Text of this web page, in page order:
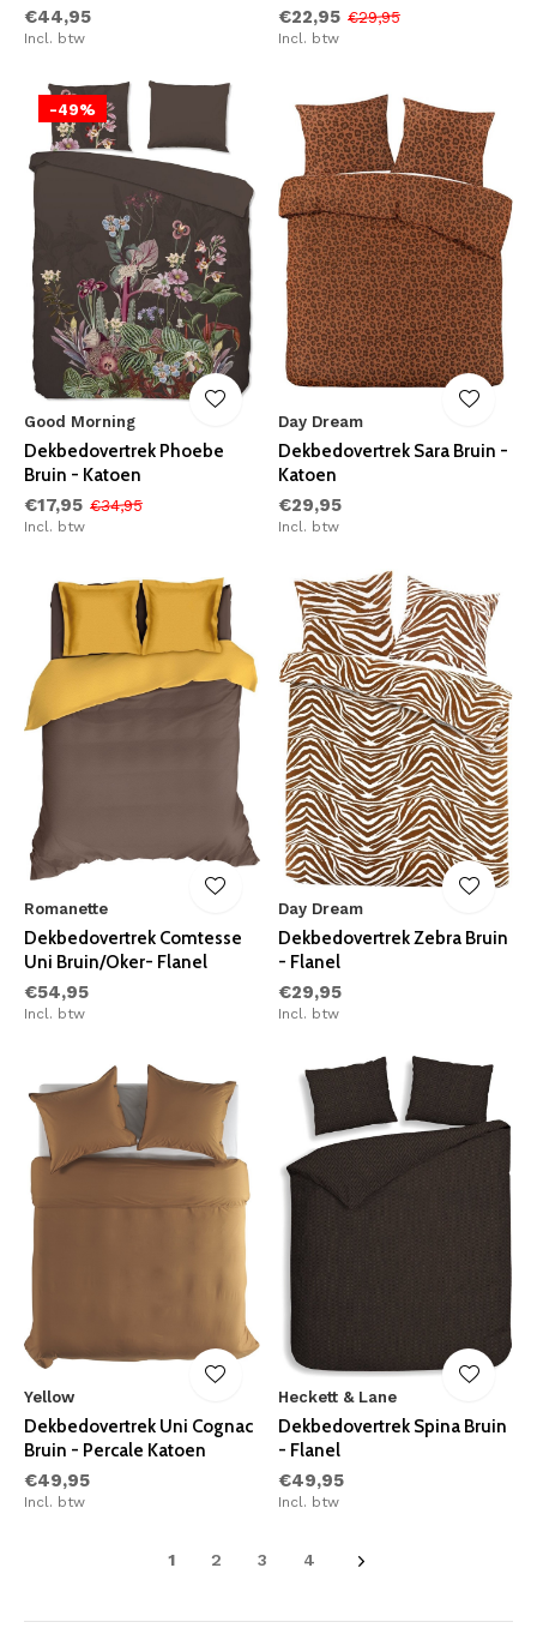
€44,95
Incl. btw
€22,95 €29,95
Incl. btw
-49%
Good Morning
Dekbedovertrek Phoebe
Bruin - Katoen
€17,95 €34,95
Incl. btw
Day Dream
Dekbedovertrek Sara Bruin -
Katoen
€29,95
Incl. btw
Romanette
Dekbedovertrek Comtesse
Uni Bruin/Oker- Flanel
€54,95
Incl. btw
Day Dream
Dekbedovertrek Zebra Bruin
- Flanel
€29,95
Incl. btw
Yellow
Dekbedovertrek Uni Cognac
Bruin - Percale Katoen
€49,95
Incl. btw
Heckett & Lane
Dekbedovertrek Spina Bruin
- Flanel
€49,95
Incl. btw
1 2 3 4